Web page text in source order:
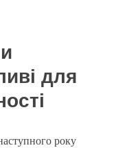
балів
ЗНО»
для
року